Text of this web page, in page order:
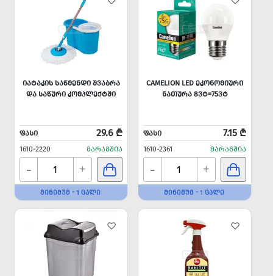
ᲘᲐᲢᲐᲙᲘᲡ ᲡᲐᲬᲛᲔᲜᲓᲘ ᲨᲕᲐᲑᲠᲐ
ᲓᲐ ᲡᲐᲬᲣᲠᲘ ᲙᲝᲛᲞᲚᲔᲥᲢᲨᲘ
ᲤᲐᲡᲘ 29.6 ₾
1610-2220 ᲛᲐᲠᲐᲒᲨᲘᲐ
- +
ᲛᲘᲜᲘᲛᲣᲛ - 1 ᲪᲐᲚᲘ
CAMELION LED ᲔᲙᲝᲜᲝᲛᲘᲣᲠᲘ
ᲜᲐᲗᲣᲠᲐ 8ᲕᲢ=75ᲕᲢ
ᲤᲐᲡᲘ 7.15 ₾
1610-2361 ᲛᲐᲠᲐᲒᲨᲘᲐ
- +
ᲛᲘᲜᲘᲛᲣᲛ - 1 ᲪᲐᲚᲘ